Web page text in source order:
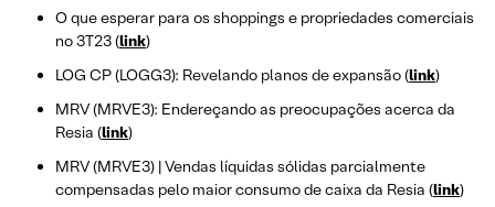
O que esperar para os shoppings e propriedades comerciais
no 3T23 (link)
LOG CP (LOGG3): Revelando planos de expansão (link)
MRV (MRVE3): Endereçando as preocupações acerca da
Resia (link)
MRV (MRVE3) | Vendas líquidas sólidas parcialmente
compensadas pelo maior consumo de caixa da Resia (link)